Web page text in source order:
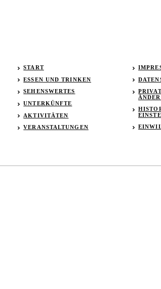
START
ESSEN UND TRINKEN
SEHENSWERTES
UNTERKÜNFTE
AKTIVITÄTEN
VERANSTALTUNGEN